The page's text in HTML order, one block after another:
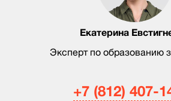
Екатерина
Эксперт по образованию
+7 (812) 407-